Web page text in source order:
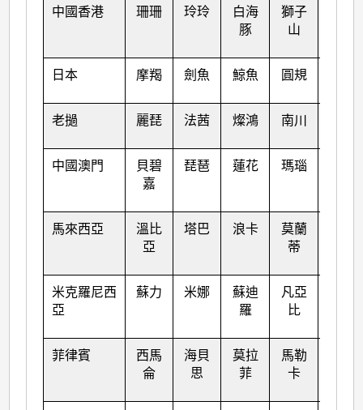
中國香港 珊珊 玲玲
白海
豚
獅子
山
日本 摩羯 劍魚 鯨魚 圓規
老撾 麗琵 法茜 燦鴻 南川
中國澳門
貝碧
嘉
琵琶 蓮花 瑪瑙
馬來西亞
溫比
亞
塔巴 浪卡
莫蘭
蒂
米克羅尼西
亞
蘇力 米娜
蘇迪
羅
凡亞
比
菲律賓
西馬
侖
海貝
思
莫拉
菲
馬勒
卡